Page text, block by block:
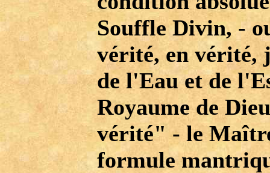
Souffle Divin, -
vérité, en vérité,
de l'Eau et de
Royaume de
vérité" - le
formule